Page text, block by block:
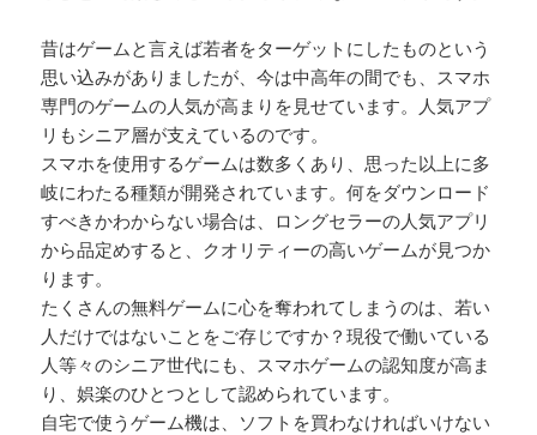
昔はゲームと言えば若者をターゲットにしたものという
思い込みがありましたが、今は中高年の間でも、スマホ
専門のゲームの人気が高まりを見せています。人気アプ
リもシニア層が支えているのです。
スマホを使用するゲームは数多くあり、思った以上に多
岐にわたる種類が開発されています。何をダウンロード
すべきかわからない場合は、ロングセラーの人気アプリ
から品定めすると、クオリティーの高いゲームが見つか
ります。
たくさんの無料ゲームに心を奪われてしまうのは、若い
人だけではないことをご存じですか？現役で働いている
人等々のシニア世代にも、スマホゲームの認知度が高ま
り、娯楽のひとつとして認められています。
自宅で使うゲーム機は、ソフトを買わなければいけない